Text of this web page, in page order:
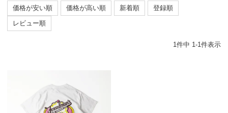
価格が安い順
価格が高い順 新着順
登録順
レビュー順
1件中 1-1件表示